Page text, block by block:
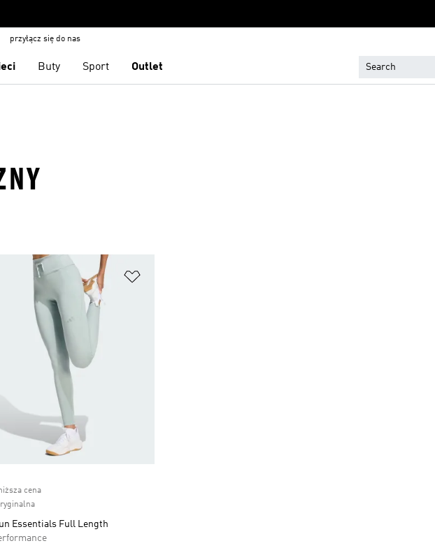
przyłącz się do nas
Buty Sport Outlet
cena
Essentials Full Length